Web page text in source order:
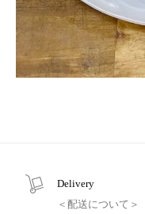
Delivery
＜配送について＞